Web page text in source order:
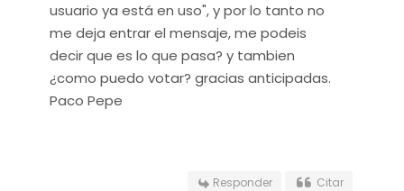
usuario ya está en uso", y por lo tanto no
me deja entrar el mensaje, me podeis
decir que es lo que pasa? y tambien
¿como puedo votar? gracias anticipadas.
Paco Pepe
Responder Citar